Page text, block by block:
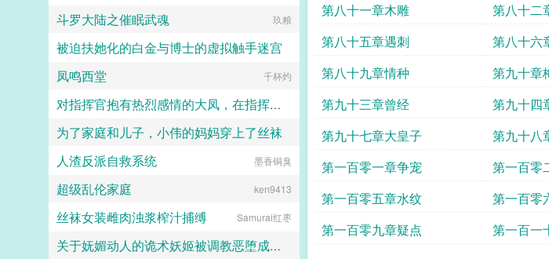
第八十一章木雕
第八十二
第八十五章遇刺
第八十六
第八十九章情种
第九十章
第九十三章曾经
第九十四
第九十七章大皇子
第九十八
第一百零一章争宠
第一百零
第一百零五章水纹
第一百零
第一百零九章疑点
第一百一
霜染official
斗罗大陆之催眠武魂 玖粮
被迫扶她化的白金与博士的虚拟触手迷宫
白虚
凤鸣西堂 千杯灼
对指挥官抱有热烈感情的大凤，在指挥官被迫出差的一年中被黑人用媚药和甜言蜜语玩弄成满身刺青的媚黑婊子
Kyle
为了家庭和儿子，小伟的妈妈穿上了丝袜
daokee
人渣反派自救系统 墨香铜臭
超级乱伦家庭 ken9413
丝袜女装雌肉浊浆榨汁捕缚 Samurai红枣
关于妩媚动人的诡术妖姬被调教恶堕成媚黑母猪乐芙兰的这档子事